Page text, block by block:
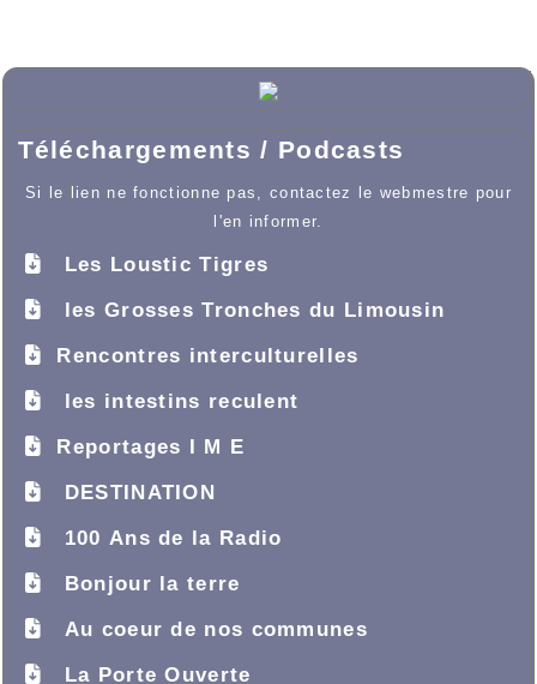
Téléchargements / Podcasts
Si le lien ne fonctionne pas, contactez le webmestre pour
l'en informer.
Les Loustic Tigres
les Grosses Tronches du Limousin
Rencontres interculturelles
les intestins reculent
Reportages I M E
DESTINATION
100 Ans de la Radio
Bonjour la terre
Au coeur de nos communes
La Porte Ouverte